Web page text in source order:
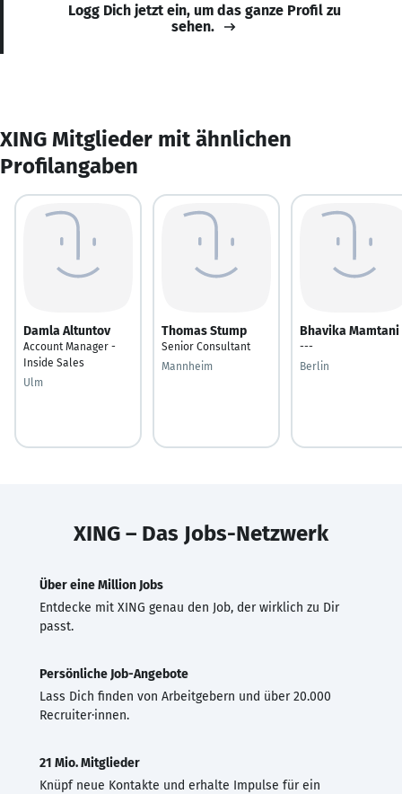
Logg Dich jetzt ein, um das ganze Profil zu
sehen.
XING Mitglieder mit ähnlichen
Profilangaben
Damla Altuntov
Account Manager -
Inside Sales
Ulm
Thomas Stump
Senior Consultant
Mannheim
Bhavika Mamtani
---
Berlin
XING – Das Jobs-Netzwerk
Über eine Million Jobs
Entdecke mit XING genau den Job, der wirklich zu Dir
passt.
Persönliche Job-Angebote
Lass Dich finden von Arbeitgebern und über 20.000
Recruiter·innen.
21 Mio. Mitglieder
Knüpf neue Kontakte und erhalte Impulse für ein